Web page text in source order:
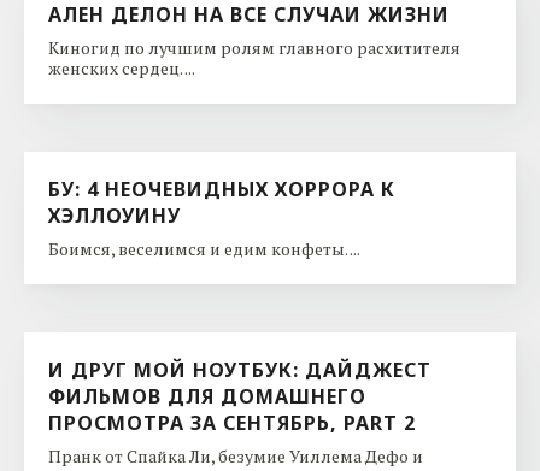
АЛЕН ДЕЛОН НА ВСЕ СЛУЧАИ ЖИЗНИ
Киногид по лучшим ролям главного расхитителя
женских сердец. ...
БУ: 4 НЕОЧЕВИДНЫХ ХОРРОРА К
ХЭЛЛОУИНУ
Боимся, веселимся и едим конфеты. ...
И ДРУГ МОЙ НОУТБУК: ДАЙДЖЕСТ
ФИЛЬМОВ ДЛЯ ДОМАШНЕГО
ПРОСМОТРА ЗА СЕНТЯБРЬ, PART 2
Пранк от Спайка Ли, безумие Уиллема Дефо и